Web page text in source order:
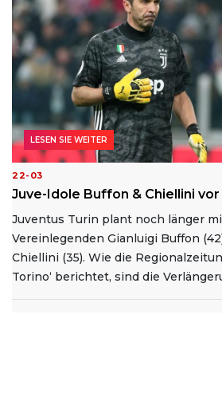
22-03
Juve-Idole Buffon & Chiellini
Juventus Turin plant noch länger
Vereinlegenden Gianluigi Buffon
Chiellini (35). Wie die
Torino‘ berichtet, sind die
LESEN SIE WEITER